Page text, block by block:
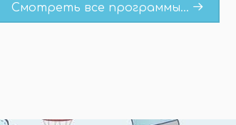
Смотреть все программы...